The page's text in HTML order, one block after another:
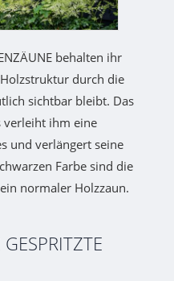
behalten ihr
durch die
sichtbar bleibt. Das
verleiht ihm eine
und verlängert seine
Farbe sind die
normaler Holzzaun.